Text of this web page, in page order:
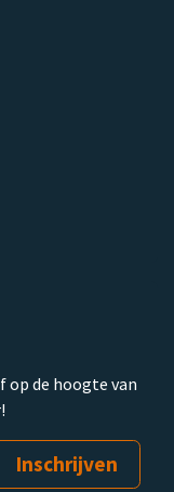
op de hoogte van
Inschrijven